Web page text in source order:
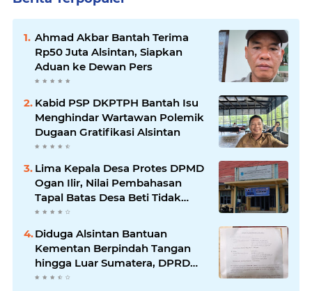
Ahmad Akbar Bantah Terima
Rp50 Juta Alsintan, Siapkan
Aduan ke Dewan Pers
Kabid PSP DKPTPH Bantah Isu
Menghindar Wartawan Polemik
Dugaan Gratifikasi Alsintan
Lima Kepala Desa Protes DPMD
Ogan Ilir, Nilai Pembahasan
Tapal Batas Desa Beti Tidak
Transparan
Diduga Alsintan Bantuan
Kementan Berpindah Tangan
hingga Luar Sumatera, DPRD
Sumsel Minta Aparat Usut